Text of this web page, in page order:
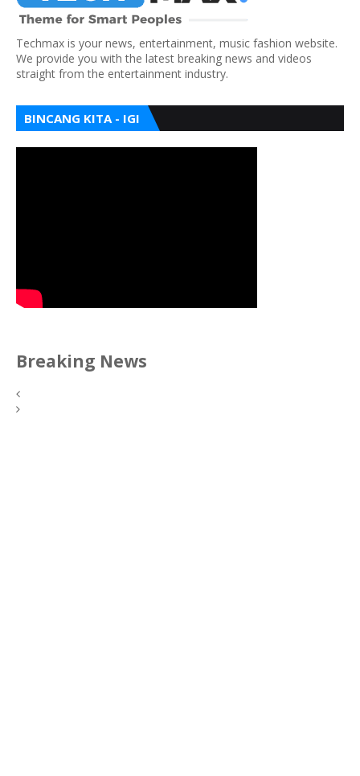
Techmax is your news, entertainment, music fashion website.
We provide you with the latest breaking news and videos
straight from the entertainment industry.
BINCANG KITA - IGI
Breaking News